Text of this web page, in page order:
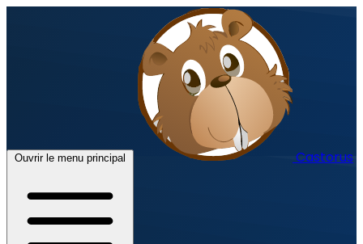
Ouvrir le menu principal Castorus